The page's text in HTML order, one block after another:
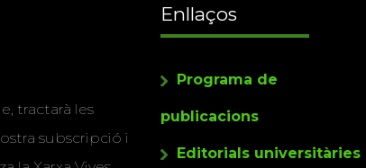
tractarà les
subscripció i
Enllaços
Programa de
publicacions
Editorials universitàries